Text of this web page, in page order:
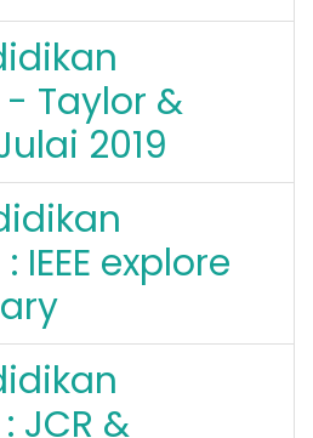
Taylor &
2019
explore
JCR &